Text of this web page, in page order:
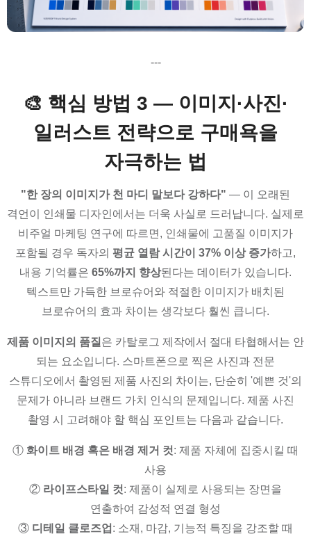
---
🎨 핵심 방법 3 — 이미지·사진·
일러스트 전략으로 구매욕을
자극하는 법
"한 장의 이미지가 천 마디 말보다 강하다" — 이 오래된
격언이 인쇄물 디자인에서는 더욱 사실로 드러납니다. 실제로
비주얼 마케팅 연구에 따르면, 인쇄물에 고품질 이미지가
포함될 경우 독자의 평균 열람 시간이 37% 이상 증가하고,
내용 기억률은 65%까지 향상된다는 데이터가 있습니다.
텍스트만 가득한 브로슈어와 적절한 이미지가 배치된
브로슈어의 효과 차이는 생각보다 훨씬 큽니다.
제품 이미지의 품질 은 카탈로그 제작에서 절대 타협해서는 안
되는 요소입니다. 스마트폰으로 찍은 사진과 전문
스튜디오에서 촬영된 제품 사진의 차이는, 단순히 '예쁜 것'의
문제가 아니라 브랜드 가치 인식의 문제입니다. 제품 사진
촬영 시 고려해야 할 핵심 포인트는 다음과 같습니다.
① 화이트 배경 혹은 배경 제거 컷: 제품 자체에 집중시킬 때
사용
② 라이프스타일 컷: 제품이 실제로 사용되는 장면을
연출하여 감성적 연결 형성
③ 디테일 클로즈업 : 소재, 마감, 기능적 특징을 강조할 때